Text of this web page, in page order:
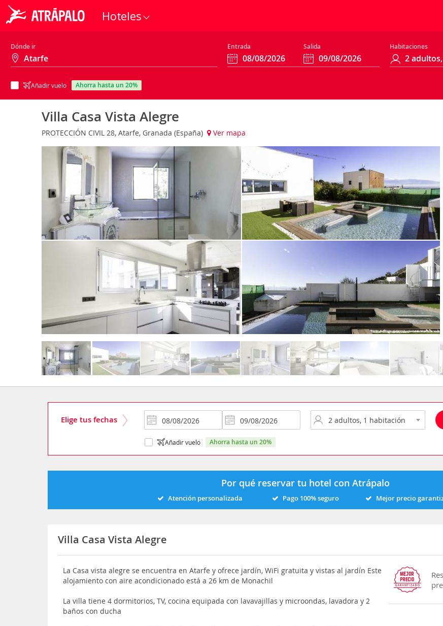
Hoteles
Dónde ir Entrada Salida Habitaciones
Añadir vuelo ahorra hasta un 20%
Villa Casa Vista Alegre
PROTECCIÓN CIVIL 28, Atarfe, Granada (España) Ver mapa
Elige tus fechas
Añadir vuelo ahorra hasta un 20%
Por qué reservar tu hotel con Atrápalo
Atención personalizada Pago 100% seguro Mejor precio
Villa Casa Vista Alegre
La Casa vista alegre se encuentra en Atarfe y ofrece jardín, WiFi gratuita y vistas al jardín Este
alojamiento con aire acondicionado está a 26 km de Monachil
La villa tiene 4 dormitorios, TV, cocina equipada con lavavajillas y microondas, lavadora y 2
baños con ducha